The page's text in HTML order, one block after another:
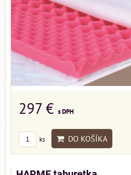
297 € s DPH
ks DO KOŠÍKA